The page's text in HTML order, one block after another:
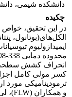
دانشکده شیمی،
چکیده
در این تحقیق،
ایمیدازولیوم
انحراف کشش سطحی
کسر مولی کامل
ترمودینامیکی مورد